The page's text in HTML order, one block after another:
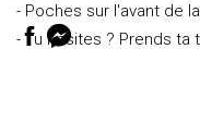
- Poches sur l'avant de
- Tu hésites ? Prends ta